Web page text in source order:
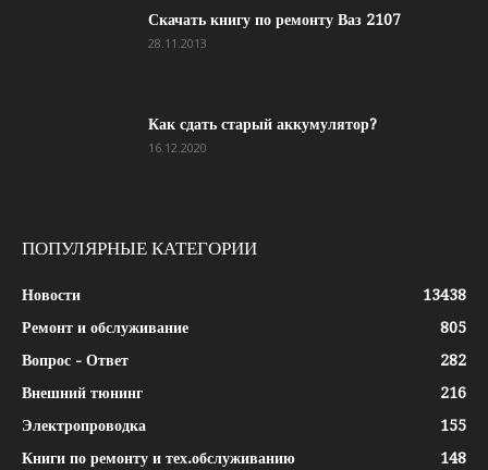
Скачать книгу по ремонту Ваз 2107
28.11.2013
Как сдать старый аккумулятор?
16.12.2020
ПОПУЛЯРНЫЕ КАТЕГОРИИ
Новости
13438
Ремонт и обслуживание
805
Вопрос - Ответ
282
Внешний тюнинг
216
Электропроводка
155
Книги по ремонту и тех.обслуживанию
148